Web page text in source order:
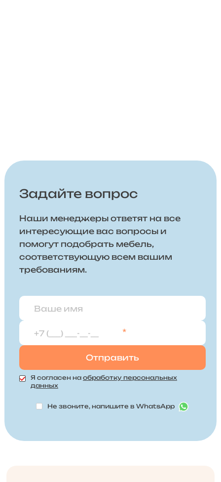
Задайте вопрос
Наши менеджеры ответят на все
интересующие вас вопросы и
помогут подобрать мебель,
соответствующую всем вашим
требованиям.
*
Я согласен на обработку персональных
данных
Не звоните, напишите в WhatsApp